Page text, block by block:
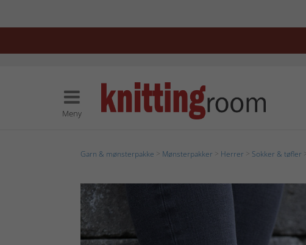
Meny
Garn & mønsterpakke Mønsterpakker Herrer Sokker & tøfler